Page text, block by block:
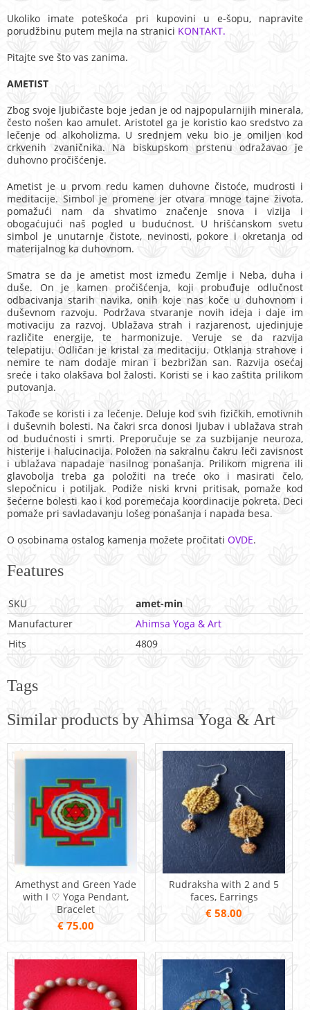
Ukoliko imate poteškoća pri kupovini u e-šopu, napravite
porudžbinu putem mejla na stranici KONTAKT.
Pitajte sve što vas zanima.
AMETIST
Zbog svoje ljubičaste boje jedan je od najpopularnijih minerala,
često nošen kao amulet. Aristotel ga je koristio kao sredstvo za
lečenje od alkoholizma. U srednjem veku bio je omiljen kod
crkvenih zvaničnika. Na biskupskom prstenu odražavao je
duhovno pročišćenje.
Ametist je u prvom redu kamen duhovne čistoće, mudrosti i
meditacije. Simbol je promene jer otvara mnoge tajne života,
pomažući nam da shvatimo značenje snova i vizija i
obogaćujući naš pogled u budućnost. U hrišćanskom svetu
simbol je unutarnje čistote, nevinosti, pokore i okretanja od
materijalnog ka duhovnom.
Smatra se da je ametist most između Zemlje i Neba, duha i
duše. On je kamen pročišćenja, koji probuđuje odlučnost
odbacivanja starih navika, onih koje nas koče u duhovnom i
duševnom razvoju. Podržava stvaranje novih ideja i daje im
motivaciju za razvoj. Ublažava strah i razjarenost, ujedinjuje
različite energije, te harmonizuje. Veruje se da razvija
telepatiju. Odličan je kristal za meditaciju. Otklanja strahove i
nemire te nam dodaje miran i bezbrižan san. Razvija osećaj
sreće i tako olakšava bol žalosti. Koristi se i kao zaštita prilikom
putovanja.
Takođe se koristi i za lečenje. Deluje kod svih fizičkih, emotivnih
i duševnih bolesti. Na čakri srca donosi ljubav i ublažava strah
od budućnosti i smrti. Preporučuje se za suzbijanje neuroza,
histerije i halucinacija. Položen na sakralnu čakru leči zavisnost
i ublažava napadaje nasilnog ponašanja. Prilikom migrena ili
glavobolja treba ga položiti na treće oko i masirati čelo,
slepočnicu i potiljak. Podiže niski krvni pritisak, pomaže kod
šećerne bolesti kao i kod poremećaja koordinacije pokreta. Deci
pomaže pri savladavanju lošeg ponašanja i napada besa.
O osobinama ostalog kamenja možete pročitati OVDE.
Features
SKU
amet-min
Manufacturer
Ahimsa Yoga & Art
Hits
4809
Tags
Similar products by Ahimsa Yoga & Art
Amethyst and Green Yade
with I ♡ Yoga Pendant,
Bracelet
€ 75.00
Rudraksha with 2 and 5
faces, Earrings
€ 58.00